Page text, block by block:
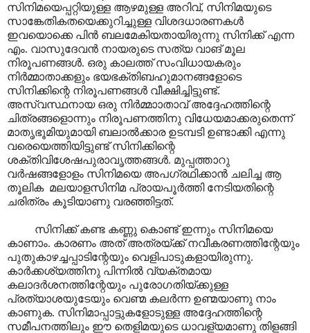
സിനിമയെപ്പറ്റിയുള്ള ആഴമുള്ള അറിവ്, സിനിമയുടെ
സാങ്കേതികതയെക്കുറിച്ചുള്ള വിശദധാരണകൾ
ഇവയൊക്കെ പിൻ ബലമേകിയതായിരുന്നു സിനിക്ക് എന്ന
എം. വാസുദേവൻ നായരുടെ സത്യ വാങ് മൂല
നിരൂപണങ്ങൾ. ഒരു കാലത്ത് സംവിധായകരും
നിർമ്മാതാക്കളും ഭയഭക്തിബഹുമാനങ്ങളോടെ
സിനിക്കിന്റെ നിരൂപണങ്ങൾ വീക്ഷിച്ചിട്ടുണ്ട്.
അസ്വസ്ഥനായ ഒരു നിർമ്മാ‍ാതാവ് അദ്ദേഹത്തിന്റെ
ചിത്രങ്ങളൊന്നും നിരൂപണത്തിനു വിധേയമാക്കരുതെന്ന്
മാതൃഭൂമിയുമായി ബലാൽക്കാര ഉടമ്പടി ഉണ്ടാക്കി എന്നു
വരെയെത്തിയിട്ടുണ്ട് സിനിക്കിന്റെ
ശക്തിവിശേഷപുരാവൃത്തങ്ങൾ. മുപ്പത്താറു
വർഷങ്ങളോളം സിനിമയെ അപഗ്രഥിക്കാൻ ചലിച്ച ആ
തൂലിക മലയാളസിനിമ പ്രായപൂർത്തി നേടിയതിന്റെ
ചരിത്രം കൂടിയാണു വരഞ്ഞിട്ടത്.
സിനിക്ക് കണ്ട കണ്ണു കൊണ്ട് ഇന്നും സിനിമയെ
കാണാം. കാരണം അത് അത്രയ്ക്ക് നവീകരണത്തിന്റേയും
പുതുകാഴച്ചപ്പാടിന്റേയും വെളിപാടുകളായിരുന്നു.
കാർക്കശ്യത്തിനു പിന്നിൽ വ്യക്തമായ
കലാദർശനത്തിന്റേയും പുരോഗതിയ്ക്കുള്ള
പ്രത്യാശയുടേയും വെണ്മ കലർന്ന ഉണ്മയാണു നാം
കാണുക. സിനിമാപ്പാട്ടുകളോടുള്ള അദ്ദേഹത്തിന്റെ
സമീപനത്തിലും ഈ തെളിമയുടെ ധാവള്യമാണു തിളങ്ങി